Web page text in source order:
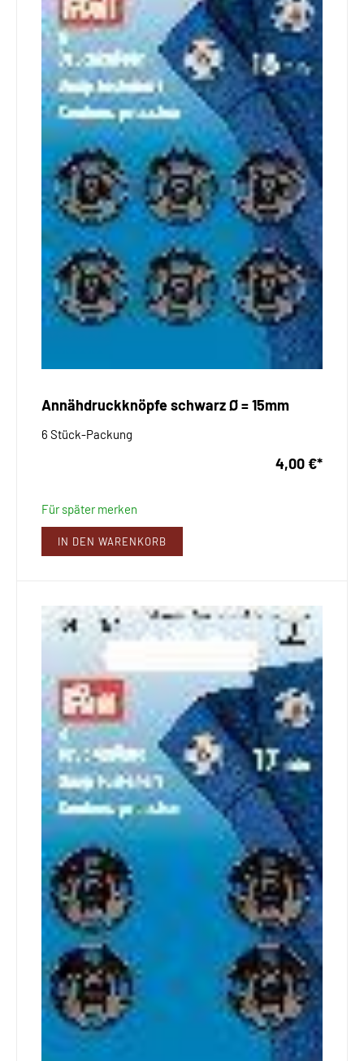
Annähdruckknöpfe schwarz Ø = 15mm
6 Stück-Packung
4,00 €*
Für später merken
IN DEN WARENKORB